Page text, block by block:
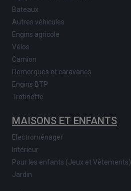
Bateaux
Autres véhicules
Engins agricole
Vélos
Camion
Remorques et caravanes
Engins BTP
Trotinette
MAISONS ET ENFANTS
Electroménager
Intérieur
Pour les enfants (Jeux et Vêtements)
Jardin